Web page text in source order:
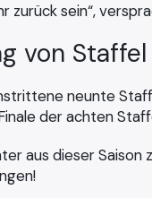
zurück sein“,
von
neunte
der achten
aus dieser